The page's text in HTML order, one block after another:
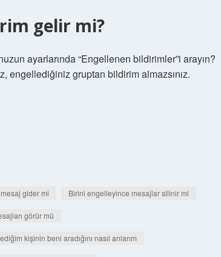
gelir mi?
ayarlarında “Engellenen bildirimler”i arayın?
engellediğiniz gruptan bildirim almazsınız.
gider mi Birini engelleyince mesajlar silinir mi
görür mü
kişinin beni aradığını nasıl anlarım